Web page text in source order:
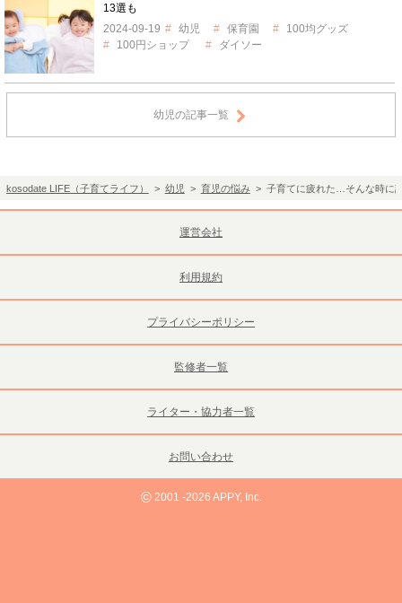
13選も
2024-09-19
幼児 保育園
100均グッズ
100円ショップ
ダイソー
幼児の記事一覧
kosodate LIFE（子育てライフ） > 幼児 > 育児の悩み> 子育てに疲れた…そんな時に
運営会社
利用規約
プライバシーポリシー
監修者一覧
ライター・協力者一覧
お問い合わせ
©2001 -2026 APPY, Inc.